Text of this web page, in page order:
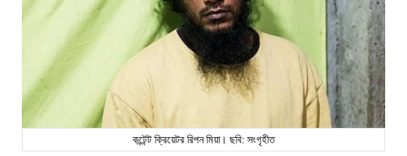
কন্টেন্ট ক্রিয়েটর রিপন মিয়া। ছবি: সংগৃহীত